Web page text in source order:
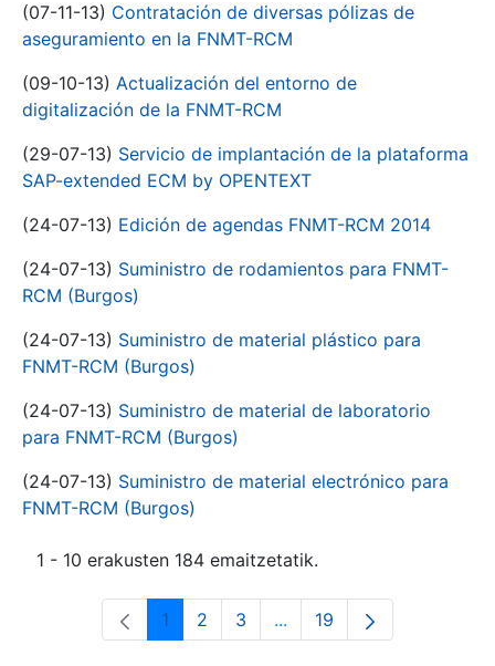
(07-11-13) Contratación de diversas pólizas de
aseguramiento en la FNMT-RCM
(09-10-13) Actualización del entorno de
digitalización de la FNMT-RCM
(29-07-13) Servicio de implantación de la plataforma
SAP-extended ECM by OPENTEXT
(24-07-13) Edición de agendas FNMT-RCM 2014
(24-07-13) Suministro de rodamientos para FNMT-
RCM (Burgos)
(24-07-13) Suministro de material plástico para
FNMT-RCM (Burgos)
(24-07-13) Suministro de material de laboratorio
para FNMT-RCM (Burgos)
(24-07-13) Suministro de material electrónico para
FNMT-RCM (Burgos)
1 - 10 erakusten 184 emaitzetatik.
Orrialdea
1 Orrialdea
2 Orrialdea
3 ...Intermediate Pages Use
Orrialdea
19